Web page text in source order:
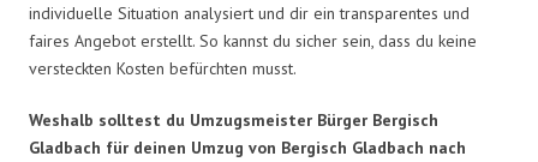
individuelle Situation analysiert und dir ein transparentes und
faires Angebot erstellt. So kannst du sicher sein, dass du keine
versteckten Kosten befürchten musst.
Weshalb solltest du Umzugsmeister Bürger Bergisch
Gladbach für deinen Umzug von Bergisch Gladbach nach